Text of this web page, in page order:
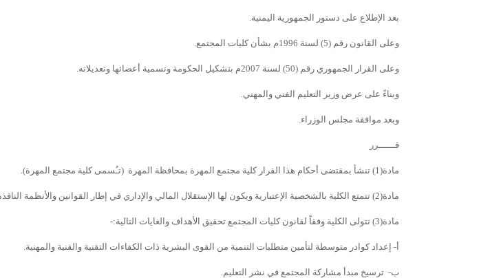
بعد الإطلاع على دستور الجمهورية اليمنية.
وعلى القانون رقم (5) لسنة 1996م بشأن كليات المجتمع.
وعلى القرار الجمهوري رقم (50) لسنة 2007م بتشكيل الحكومة وتسمية أعضائها وتعديلاته.
وبناءً على عرض وزير التعليم الفني والمهني.
وبعد موافقة مجلس الوزراء.
قــــــرر
مادة(1) تنشأ بمقتضى أحكام هذا القرار كلية مجتمع المهرة بمحافظة المهرة (تـُسمى كلية مجتمع المهرة).
مادة(2) تتمتع الكلية بالشخصية الإعتبارية ويكون لها الإستقلال المالي والإداري في إطار القوانين والأنظمة النافذة.
مادة(3) تتولى الكلية وفقاً لقانون كليات المجتمع تحقيق الأهداف والغايات التالية:-
أ- إعداد كوادر متوسطة لتأمين متطلبات التنمية من القوى البشرية ذات الكفاءات التقنية والفنية والمهنية.
ب- ترسيخ مبدأ مشاركة المجتمع في نشر التعليم.